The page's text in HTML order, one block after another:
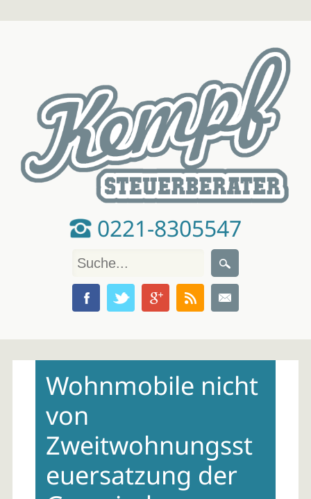
0221-8305547
contentWohnmobile nicht
von
Zweitwohnungsst
euersatzung der